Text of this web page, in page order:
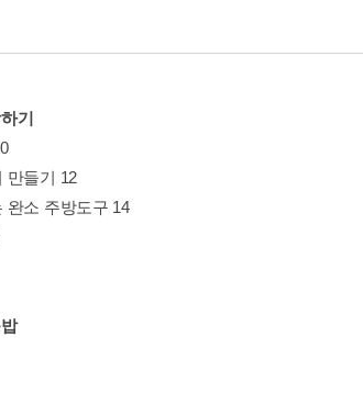
기
만들기 12
완소 주방도구 14